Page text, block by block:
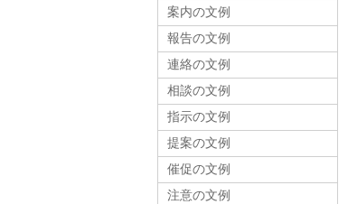
案内の文例
報告の文例
連絡の文例
相談の文例
指示の文例
提案の文例
催促の文例
注意の文例